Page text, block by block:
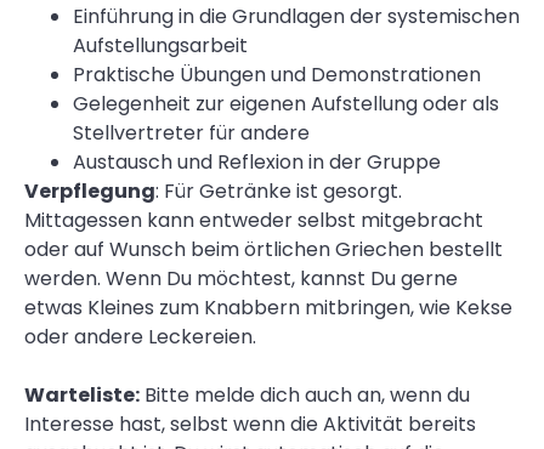
Einführung in die Grundlagen der systemischen
Aufstellungsarbeit
Praktische Übungen und Demonstrationen
Gelegenheit zur eigenen Aufstellung oder als
Stellvertreter für andere
Austausch und Reflexion in der Gruppe
Verpflegung: Für Getränke ist gesorgt.
Mittagessen kann entweder selbst mitgebracht
oder auf Wunsch beim örtlichen Griechen bestellt
werden. Wenn Du möchtest, kannst Du gerne
etwas Kleines zum Knabbern mitbringen, wie Kekse
oder andere Leckereien.
Warteliste: Bitte melde dich auch an, wenn du
Interesse hast, selbst wenn die Aktivität bereits